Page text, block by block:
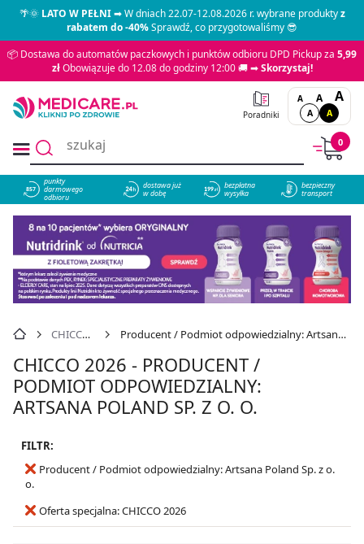
🌴🌞LATO W PEŁNI➡ W dniach 22.07-12.08.2026 r. wybrane produktyz
rabatem do -40%Sprawdź, co przygotowaliśmy 😎
📦 Dostawa do automatów paczkowych i punktów odbioru DPD Pickup za 5,99
złObowiązuje do 12.08 do godziny 12:00 🚚 ➡Skorzystaj!
Poradniki
A A A
A A
0
857
punkty
darmowego
odbioru
dostawa już
w dobę
bezpłatna
wysyłka
bezpieczny
transport
CHICCO 2026 Producent / Podmiot odpowiedzialny: Artsana Poland Sp. z o. o.
CHICCO 2026 - PRODUCENT /
PODMIOT ODPOWIEDZIALNY:
ARTSANA POLAND SP. Z O. O.
FILTR:
Producent / Podmiot odpowiedzialny: Artsana Poland Sp. z o.
o.
Oferta specjalna: CHICCO 2026